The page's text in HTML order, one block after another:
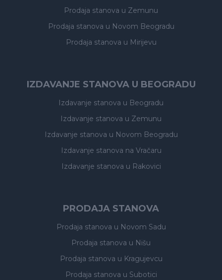
Prodaja stanova u Zemunu
Prodaja stanova u Novom Beogradu
Prodaja stanova u Mirijevu
IZDAVANJE STANOVA U BEOGRADU
Izdavanje stanova u Beogradu
Izdavanje stanova u Zemunu
Izdavanje stanova u Novom Beogradu
Izdavanje stanova na Vračaru
Izdavanje stanova u Rakovici
PRODAJA STANOVA
Prodaja stanova u Novom Sadu
Prodaja stanova u Nišu
Prodaja stanova u Kragujevcu
Prodaja stanova u Subotici